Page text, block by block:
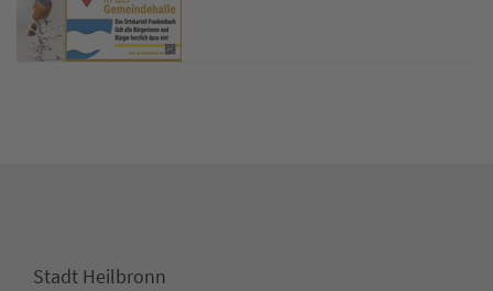
Stadt Heilbronn